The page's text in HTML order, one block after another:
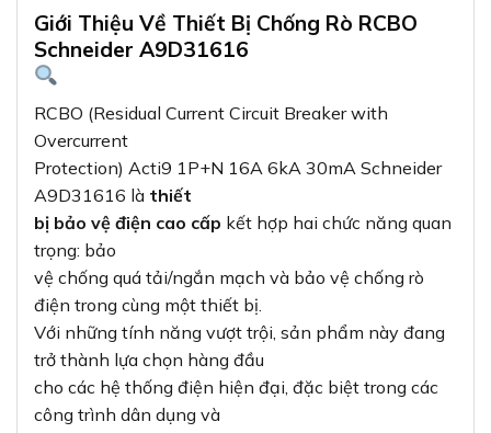
Giới Thiệu Về Thiết Bị Chống Rò RCBO
Schneider A9D31616
RCBO (Residual Current Circuit Breaker with
Overcurrent
Protection) Acti9 1P+N 16A 6kA 30mA Schneider
A9D31616 là thiết
bị bảo vệ điện cao cấp kết hợp hai chức năng quan
trọng: bảo
vệ chống quá tải/ngắn mạch và bảo vệ chống rò
điện trong cùng một thiết bị.
Với những tính năng vượt trội, sản phẩm này đang
trở thành lựa chọn hàng đầu
cho các hệ thống điện hiện đại, đặc biệt trong các
công trình dân dụng và